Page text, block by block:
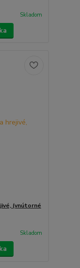
Skladom
(vnútorné
Skladom